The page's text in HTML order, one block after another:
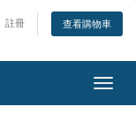
註冊 查看購物車
切
換